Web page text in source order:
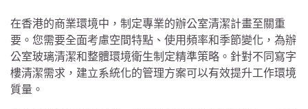
在香港的商業環境中，制定專業的辦公室清潔計畫至關重
要。您需要全面考慮空間特點、使用頻率和季節變化，為辦
公室玻璃清潔和整體環境衛生制定精準策略。針對不同寫字
樓清潔需求，建立系統化的管理方案可以有效提升工作環境
質量。